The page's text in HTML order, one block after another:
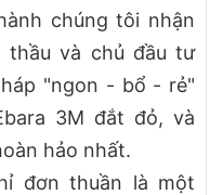
chúng tôi nhận
thầu và chủ đầu tư
"ngon - bổ - rẻ"
3M đắt đỏ, và
hảo nhất.
đơn thuần là một